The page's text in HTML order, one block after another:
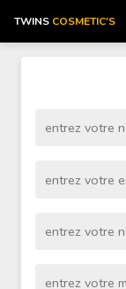
TWINS COSMETIC'S